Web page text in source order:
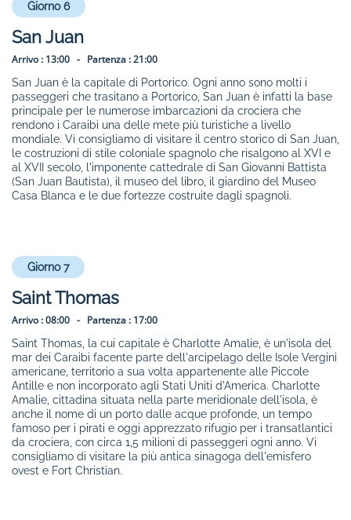
Giorno 6
San Juan
Arrivo : 13:00 - Partenza :21:00
San Juan è la capitale di Portorico. Ogni anno sono molti i
passeggeri che trasitano a Portorico, San Juan è infatti la base
principale per le numerose imbarcazioni da crociera che
rendono i Caraibi una delle mete più turistiche a livello
mondiale. Vi consigliamo di visitare il centro storico di San Juan,
le costruzioni di stile coloniale spagnolo che risalgono al XVI e
al XVII secolo, l'imponente cattedrale di San Giovanni Battista
(San Juan Bautista), il museo del libro, il giardino del Museo
Casa Blanca e le due fortezze costruite dagli spagnoli.
Giorno 7
Saint Thomas
Arrivo :08:00 - Partenza : 17:00
Saint Thomas, la cui capitale è Charlotte Amalie, è un'isola del
mar dei Caraibi facente parte dell'arcipelago delle Isole Vergini
americane, territorio a sua volta appartenente alle Piccole
Antille e non incorporato agli Stati Uniti d'America. Charlotte
Amalie, cittadina situata nella parte meridionale dell'isola, è
anche il nome di un porto dalle acque profonde, un tempo
famoso per i pirati e oggi apprezzato rifugio per i transatlantici
da crociera, con circa 1,5 milioni di passeggeri ogni anno. Vi
consigliamo di visitare la più antica sinagoga dell'emisfero
ovest e Fort Christian.